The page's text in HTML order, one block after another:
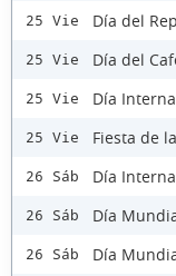
25 Vie Día del
25 Vie Día del
25 Vie Día
25 Vie Fiesta de
26 Sáb Día
26 Sáb Día
26 Sáb Día